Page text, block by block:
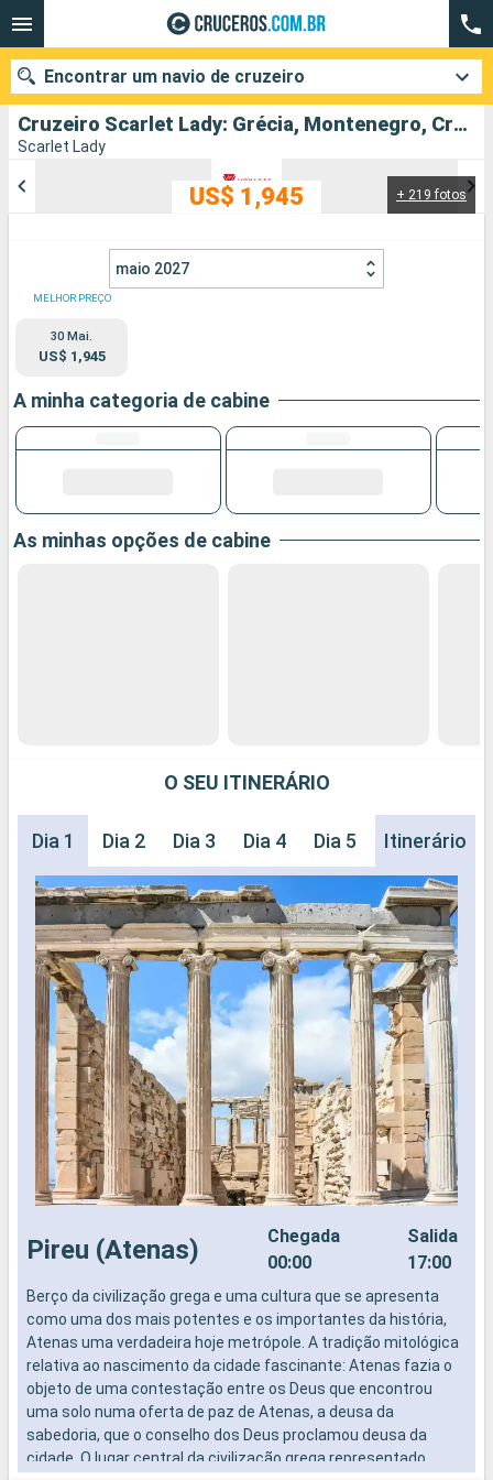
Cruzeiro Scarlet Lady: Grécia, Montenegro, Croácia, Turquia partindo de Pireu (Atenas)
Scarlet Lady
+ 219 fotos
US$ 1,945
maio 2027
MELHOR PREÇO
30 Mai.
US$ 1,945
A minha categoria de cabine
As minhas opções de cabine
O SEU ITINERÁRIO
Dia 1 Dia 2 Dia 3 Dia 4 Dia 5 Dia 6 Dia
Itinerário
Pireu (Atenas)
Chegada
00:00
Salida
17:00
Berço da civilização grega e uma cultura que se apresenta
como uma dos mais potentes e os importantes da história,
Atenas uma verdadeira hoje metrópole. A tradição mitológica
relativa ao nascimento da cidade fascinante: Atenas fazia o
objeto de uma contestação entre os Deus que encontrou
uma solo numa oferta de paz de Atenas, a deusa da
sabedoria, que o conselho dos Deus proclamou deusa da
cidade. O lugar central da civilização grega representado
Encontrar um navio de cruzeiro
Data de partida
Cidades